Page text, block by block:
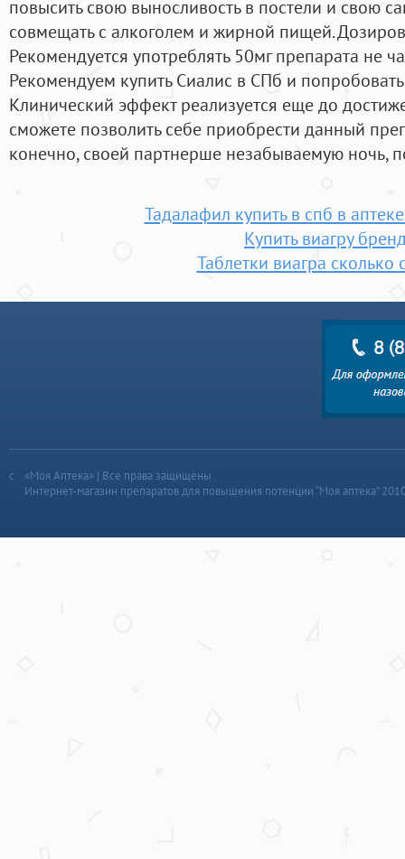
повысить свою выносливость в постели и свою
совмещать с алкоголем и жирной пищей.
Рекомендуется употреблять 50мг препарата не
Рекомендуем купить Сиалис в СПб и попробовать
Клинический эффект реализуется еще до
сможете позволить себе приобрести данный
конечно, своей партнерше незабываемую ночь,
Тадалафил купить в спб в
Купить виагру
Таблетки виагра сколько
«Моя Аптека» | Все права защищены
Интернет-магазин препаратов для повышения потенции “Моя аптека”